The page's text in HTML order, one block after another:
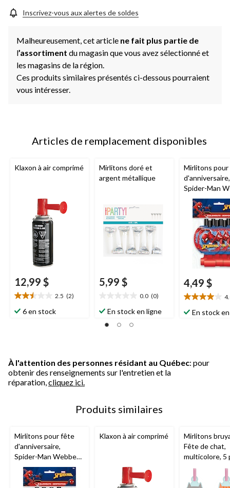
la
même
Inscrivez-vous aux alertes de soldes
Malheureusement, cet article ne fait plus partie de
l’assortiment du magasin que vous avez sélectionné et
les magasins de la région.
Ces produits similaires présentés ci-dessous pourraient
vous intéresser.
Articles de remplacement disponibles
Klaxon à air comprimé
12,99 $
2.5 (2)
2.5
étoile(s)
6 en stock
Mirlitons doré et
argent métallique
5,99 $
0.0 (0)
étoile(s)
En stock en ligne
Mirlitons
d'anniversaire,
Spider-Man
Wonder, paq.
et plus
4,49 $
4.0
étoile(s)
En stock
À l'attention des personnes résidant au Québec: pour
obtenir des renseignements sur l'entretien et la
réparation, cliquez ici.
Produits similaires
Mirlitons pour fête
d'anniversaire,
Spider-Man Webbed
Wonder, paq. 8, 3 ans
et plus
Klaxon à air comprimé
Mirlitons
Fête de chat,
multicolore, 5
8, pour fête
d'anniversaire